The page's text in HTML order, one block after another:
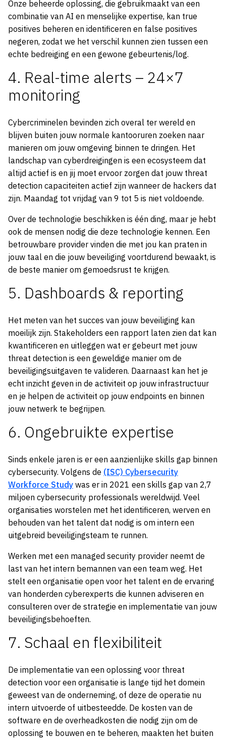
Onze beheerde oplossing, die gebruikmaakt van een
combinatie van AI en menselijke expertise, kan true
positives beheren en identificeren en false positives
negeren, zodat we het verschil kunnen zien tussen een
echte bedreiging en een gewone gebeurtenis/log.
4. Real-time alerts – 24×7
monitoring
Cybercriminelen bevinden zich overal ter wereld en
blijven buiten jouw normale kantooruren zoeken naar
manieren om jouw omgeving binnen te dringen. Het
landschap van cyberdreigingen is een ecosysteem dat
altijd actief is en jij moet ervoor zorgen dat jouw threat
detection capaciteiten actief zijn wanneer de hackers dat
zijn. Maandag tot vrijdag van 9 tot 5 is niet voldoende.
Over de technologie beschikken is één ding, maar je hebt
ook de mensen nodig die deze technologie kennen. Een
betrouwbare provider vinden die met jou kan praten in
jouw taal en die jouw beveiliging voortdurend bewaakt, is
de beste manier om gemoedsrust te krijgen.
5. Dashboards & reporting
Het meten van het succes van jouw beveiliging kan
moeilijk zijn. Stakeholders een rapport laten zien dat kan
kwantificeren en uitleggen wat er gebeurt met jouw
threat detection is een geweldige manier om de
beveiligingsuitgaven te valideren. Daarnaast kan het je
echt inzicht geven in de activiteit op jouw infrastructuur
en je helpen de activiteit op jouw endpoints en binnen
jouw netwerk te begrijpen.
6. Ongebruikte expertise
Sinds enkele jaren is er een aanzienlijke skills gap binnen
cybersecurity. Volgens de (ISC) Cybersecurity
Workforce Study was er in 2021 een skills gap van 2,7
miljoen cybersecurity professionals wereldwijd. Veel
organisaties worstelen met het identificeren, werven en
behouden van het talent dat nodig is om intern een
uitgebreid beveiligingsteam te runnen.
Werken met een managed security provider neemt de
last van het intern bemannen van een team weg. Het
stelt een organisatie open voor het talent en de ervaring
van honderden cyberexperts die kunnen adviseren en
consulteren over de strategie en implementatie van jouw
beveiligingsbehoeften.
7. Schaal en flexibiliteit
De implementatie van een oplossing voor threat
detection voor een organisatie is lange tijd het domein
geweest van de onderneming, of deze de operatie nu
intern uitvoerde of uitbesteedde. De kosten van de
software en de overheadkosten die nodig zijn om de
oplossing te bouwen en te beheren, maakten het buiten